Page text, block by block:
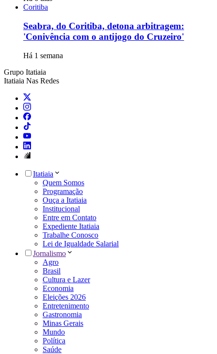
Coritiba
Seabra, do Coritiba, detona arbitragem:
'Conivência com o antijogo do Cruzeiro'
Há 1 semana
Grupo Itatiaia
Itatiaia Nas Redes
Itatiaia
Quem Somos
Programação
Ouça a Itatiaia
Institucional
Entre em Contato
Expediente Itatiaia
Trabalhe Conosco
Lei de Igualdade Salarial
Jornalismo
Agro
Brasil
Cultura e Lazer
Economia
Eleições 2026
Entretenimento
Gastronomia
Minas Gerais
Mundo
Política
Saúde